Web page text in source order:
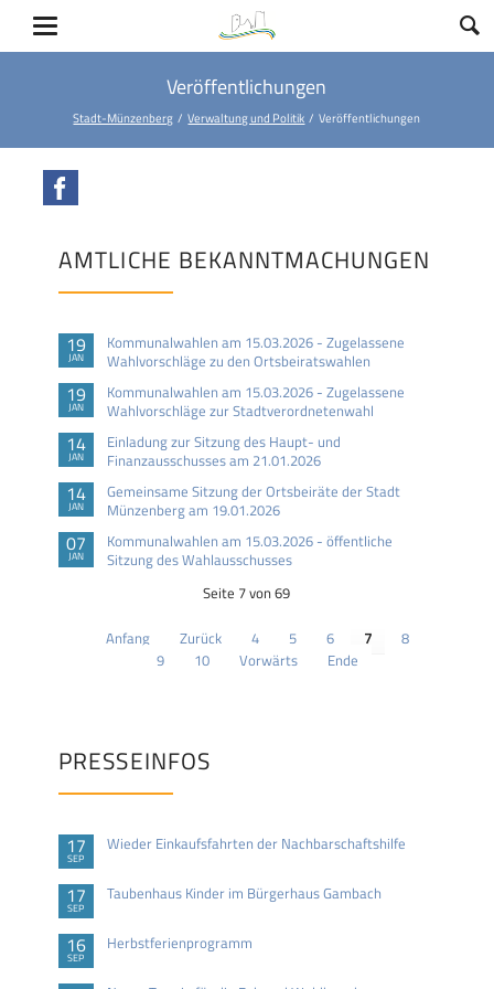
Veröffentlichungen
Stadt-Münzenberg Verwaltung und Politik Veröffentlichungen
AMTLICHE BEKANNTMACHUNGEN
19
JAN
Kommunalwahlen am 15.03.2026 - Zugelassene
Wahlvorschläge zu den Ortsbeiratswahlen
19
JAN
Kommunalwahlen am 15.03.2026 - Zugelassene
Wahlvorschläge zur Stadtverordnetenwahl
14
JAN
Einladung zur Sitzung des Haupt- und
Finanzausschusses am 21.01.2026
14
JAN
Gemeinsame Sitzung der Ortsbeiräte der Stadt
Münzenberg am 19.01.2026
07
JAN
Kommunalwahlen am 15.03.2026 - öffentliche
Sitzung des Wahlausschusses
Seite 7 von 69
Anfang Zurück 4 5 6 7
8
9
10 Vorwärts Ende
PRESSEINFOS
17
SEP
Wieder Einkaufsfahrten der Nachbarschaftshilfe
17
SEP
Taubenhaus Kinder im Bürgerhaus Gambach
16
SEP
Herbstferienprogramm